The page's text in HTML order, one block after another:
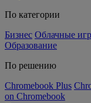
По категории
Бизнес Облачные
Образование
По решению
Chromebook Plus
on Chromebook